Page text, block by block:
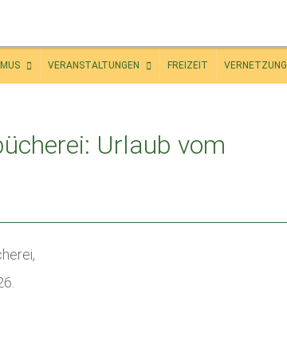
VERANSTALTUNGEN FREIZEIT VERNETZUNG
Urlaub vom